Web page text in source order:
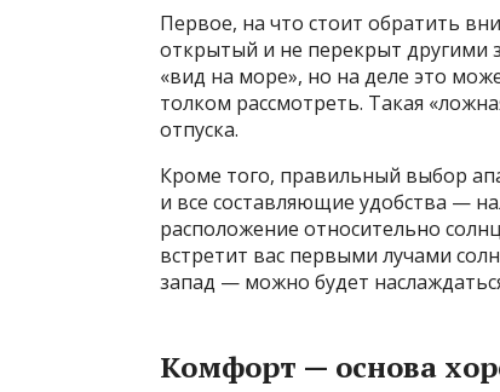
Первое, на что стоит обратить
открытый и не перекрыт другими
«вид на море», но на деле это
толком рассмотреть. Такая
отпуска.
Кроме того, правильный выбор
и все составляющие удобства —
расположение относительно
встретит вас первыми лучами
запад — можно будет
Комфорт — основа